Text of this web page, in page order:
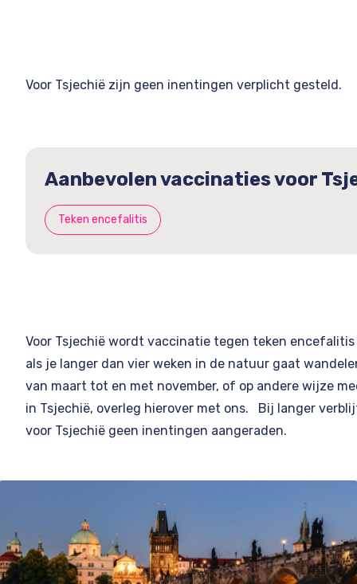
Voor Tsjechië zijn geen inentingen verplicht gesteld.
Aanbevolen vaccinaties voor
Teken encefalitis
Voor Tsjechië wordt vaccinatie tegen teken encefalitis
als je langer dan vier weken in de natuur gaat
van maart tot en met november, of op andere wijze
in Tsjechië, overleg hierover met ons. Bij langer
voor Tsjechië geen inentingen aangeraden.